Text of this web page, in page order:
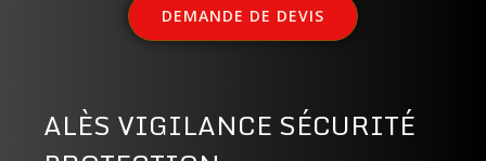
DEMANDE DE DEVIS
ALÈS VIGILANCE SÉCURITÉ